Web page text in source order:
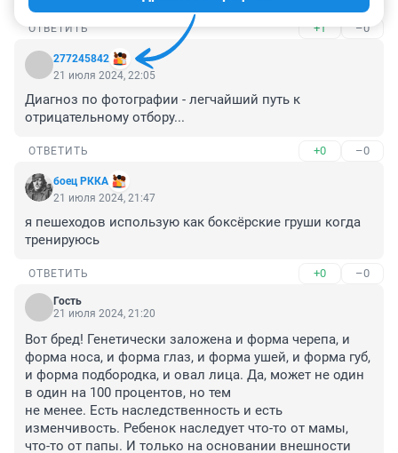
ОТВЕТИТЬ +1 –0
277245842
21 июля 2024, 22:05
Диагноз по фотографии - легчайший путь к
отрицательному отбору...
ОТВЕТИТЬ +0 –0
боец РККА
21 июля 2024, 21:47
я пешеходов использую как боксёрские груши когда
тренируюсь
ОТВЕТИТЬ +0 –0
Гость
21 июля 2024, 21:20
Вот бред! Генетически заложена и форма черепа, и
форма носа, и форма глаз, и форма ушей, и форма губ,
и форма подбородка, и овал лица. Да, может не один
в один на 100 процентов, но тем
не менее. Есть наследственность и есть
изменчивость. Ребенок наследует что-то от мамы,
что-то от папы. И только на основании внешности